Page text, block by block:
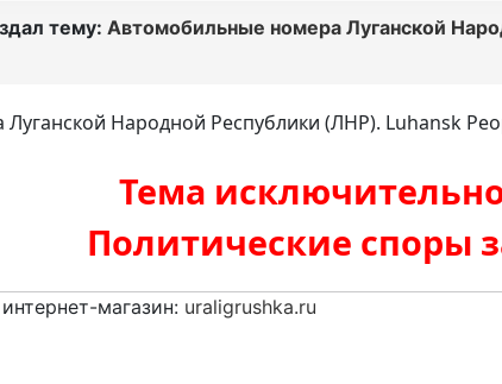
тему: Автомобильные номера Луганской
Народной Республики (ЛНР). Luhansk
Тема
Политические споры
магазин: uraligrushka.ru